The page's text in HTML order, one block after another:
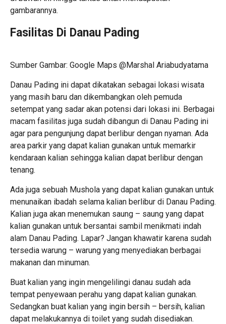
gambarannya.
Fasilitas Di Danau Pading
Sumber Gambar: Google Maps @Marshal Ariabudyatama
Danau Pading ini dapat dikatakan sebagai lokasi wisata
yang masih baru dan dikembangkan oleh pemuda
setempat yang sadar akan potensi dari lokasi ini. Berbagai
macam fasilitas juga sudah dibangun di Danau Pading ini
agar para pengunjung dapat berlibur dengan nyaman. Ada
area parkir yang dapat kalian gunakan untuk memarkir
kendaraan kalian sehingga kalian dapat berlibur dengan
tenang.
Ada juga sebuah Mushola yang dapat kalian gunakan untuk
menunaikan ibadah selama kalian berlibur di Danau Pading.
Kalian juga akan menemukan saung – saung yang dapat
kalian gunakan untuk bersantai sambil menikmati indah
alam Danau Pading. Lapar? Jangan khawatir karena sudah
tersedia warung – warung yang menyediakan berbagai
makanan dan minuman.
Buat kalian yang ingin mengelilingi danau sudah ada
tempat penyewaan perahu yang dapat kalian gunakan.
Sedangkan buat kalian yang ingin bersih – bersih, kalian
dapat melakukannya di toilet yang sudah disediakan.